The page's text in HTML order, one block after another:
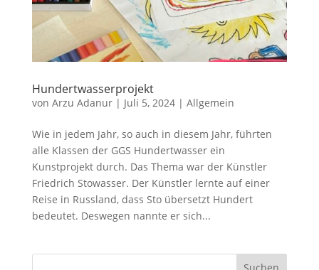
Hundertwasserprojekt
von Arzu Adanur| Juli 5, 2024| Allgemein
Wie in jedem Jahr, so auch in diesem Jahr, führten
alle Klassen der GGS Hundertwasser ein
Kunstprojekt durch. Das Thema war der Künstler
Friedrich Stowasser. Der Künstler lernte auf einer
Reise in Russland, dass Sto übersetzt Hundert
bedeutet. Deswegen nannte er sich...